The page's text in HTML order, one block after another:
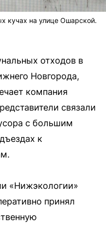
кучах на улице Ошарской.
отходов в
Новгорода,
компания
связали
с большим
к
«Нижэкологии»
принял